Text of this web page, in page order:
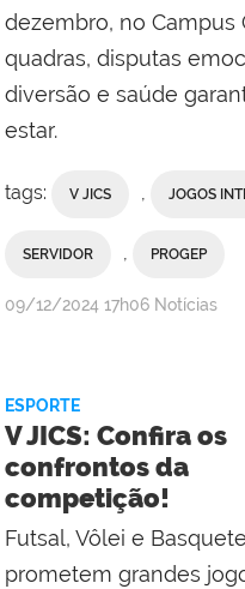
dezembro, no Campus
quadras, disputas
diversão e saúde
estar.
tags: V JICS JOGOS
SERVIDOR PROGEP
por
Reitoria
publicado
09/12/2024 17h06 Notícias
ESPORTE
V JICS: Confira os
confrontos da
competição!
Futsal, Vôlei e Basquete
prometem grandes